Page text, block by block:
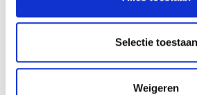
Selectie toestaan
Weigeren
op de juiste werkhoogte voor
De schuur, bijkeuken of garage er
de vele ophanghaken en
Ophangen. Een fiets voor dagelijks
onderhouden met behulp van een fiets